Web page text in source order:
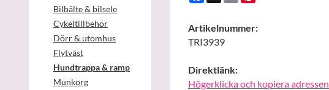
Bilbälte & bilsele
Cykeltillbehör
Dörr & utomhus
Flytväst
Hundtrappa & ramp
Munkorg
Artikelnummer:
TRI3939
Direktlänk:
Högerklicka och kopiera adressen